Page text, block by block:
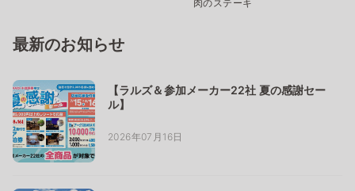
肉のステーキ
最新のお知らせ
【ラルズ＆参加メーカー22社 夏の感謝セー
ル】
2026年07月16日